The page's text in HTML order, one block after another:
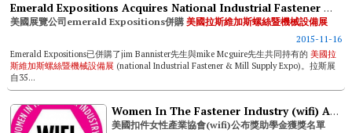
Emerald Expositions Acquires National Industrial Fastener & Mill Supply Expo
美國展覽公司emerald Expositions併購美國拉斯維加斯螺絲暨機械設備展
2015-11-16
Emerald Expositions已併購了jim Bannister先生與mike Mcguire先生共同持有的 美國拉
斯維加斯螺絲暨機械設備展 (national Industrial Fastener & Mill Supply Expo)。拉斯展
自35...
Women In The Fastener Industry (wifi) Announces Scholarship Winners
美國扣件女性產業協會(wifi)公布獎助學金獲獎名單